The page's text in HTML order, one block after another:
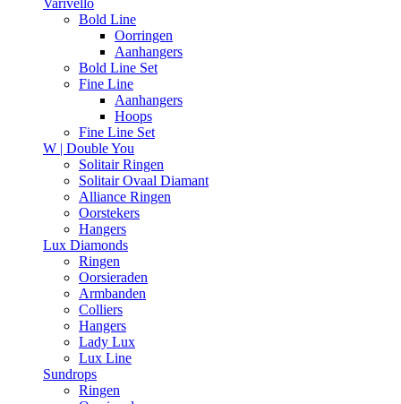
Varivello
Bold Line
Oorringen
Aanhangers
Bold Line Set
Fine Line
Aanhangers
Hoops
Fine Line Set
W | Double You
Solitair Ringen
Solitair Ovaal Diamant
Alliance Ringen
Oorstekers
Hangers
Lux Diamonds
Ringen
Oorsieraden
Armbanden
Colliers
Hangers
Lady Lux
Lux Line
Sundrops
Ringen